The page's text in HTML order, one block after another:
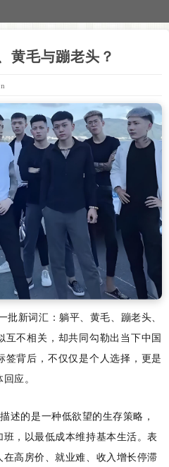
黄毛与蹦老头？
新词汇：躺平、黄毛、蹦老头、
不相关，却共同勾勒出当下中国
背后，不仅仅是个人选择，更是
应。
的是一种低欲望的生存策略，
，以最低成本维持基本生活。表
高房价、就业难、收入增长停滞